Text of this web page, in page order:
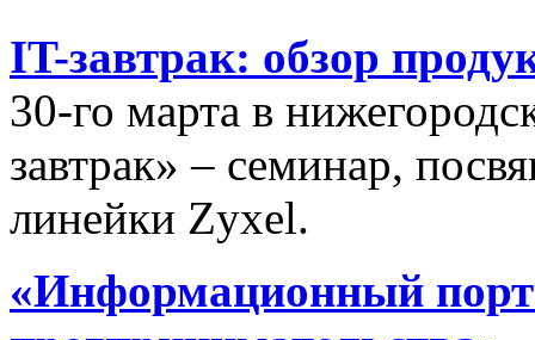
IT-завтрак: обзор
30-го марта в
завтрак» – семинар,
линейки Zyxel.
«Информационный